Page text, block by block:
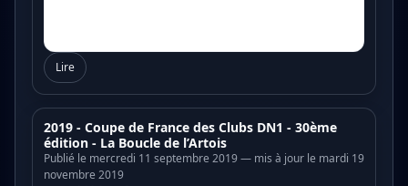
Lire
2019 - Coupe de France des Clubs DN1 - 30ème
édition - La Boucle de l’Artois
Publié le mercredi 11 septembre 2019 — mis à jour le mardi 19
novembre 2019